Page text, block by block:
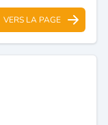
VERS LA PAGE